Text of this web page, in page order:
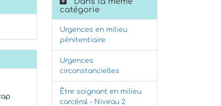
catégorie
Urgences en milieu
pénitentiaire
Urgences
circonstancielles
Être soignant en milieu
carcéral - Niveau 2